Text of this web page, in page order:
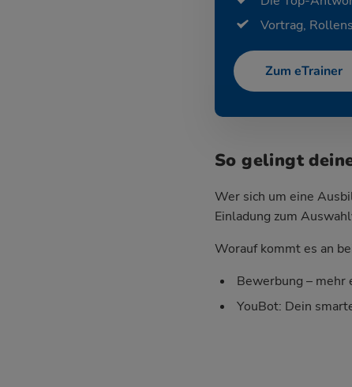
Vortrag,
Zum eTrainer
So gelingt
Wer sich um eine
Einladung zum
Worauf kommt es an
Bewerbung – mehr
YouBot: Dein